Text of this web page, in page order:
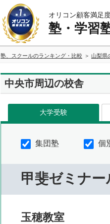
オリコン顧客満足
塾・学習
塾、スクールのランキング・比較 山梨県
中央市周辺の校舎
大学受験
集団塾 個
甲斐ゼミナー
玉穂教室